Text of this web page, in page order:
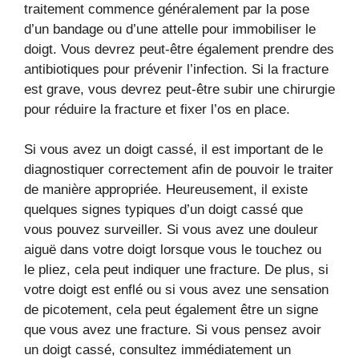
traitement commence généralement par la pose
d’un bandage ou d’une attelle pour immobiliser le
doigt. Vous devrez peut-être également prendre des
antibiotiques pour prévenir l’infection. Si la fracture
est grave, vous devrez peut-être subir une chirurgie
pour réduire la fracture et fixer l’os en place.
Si vous avez un doigt cassé, il est important de le
diagnostiquer correctement afin de pouvoir le traiter
de manière appropriée. Heureusement, il existe
quelques signes typiques d’un doigt cassé que
vous pouvez surveiller. Si vous avez une douleur
aiguë dans votre doigt lorsque vous le touchez ou
le pliez, cela peut indiquer une fracture. De plus, si
votre doigt est enflé ou si vous avez une sensation
de picotement, cela peut également être un signe
que vous avez une fracture. Si vous pensez avoir
un doigt cassé, consultez immédiatement un